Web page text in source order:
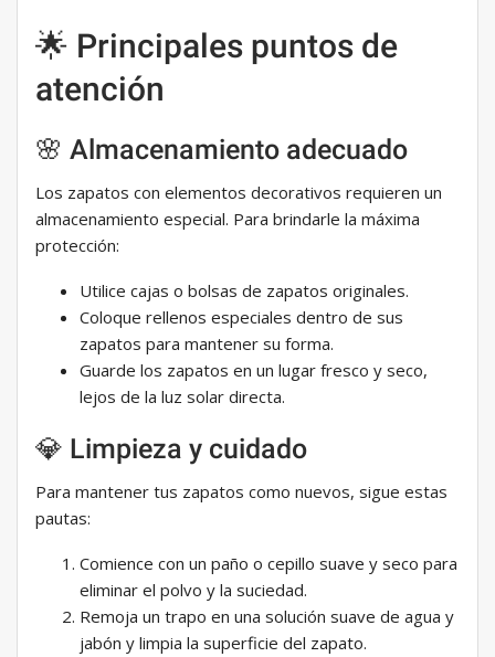
🌟 Principales puntos de
atención
🌸 Almacenamiento adecuado
Los zapatos con elementos decorativos requieren un
almacenamiento especial. Para brindarle la máxima
protección:
Utilice cajas o bolsas de zapatos originales.
Coloque rellenos especiales dentro de sus
zapatos para mantener su forma.
Guarde los zapatos en un lugar fresco y seco,
lejos de la luz solar directa.
💎 Limpieza y cuidado
Para mantener tus zapatos como nuevos, sigue estas
pautas:
Comience con un paño o cepillo suave y seco para
eliminar el polvo y la suciedad.
Remoja un trapo en una solución suave de agua y
jabón y limpia la superficie del zapato.